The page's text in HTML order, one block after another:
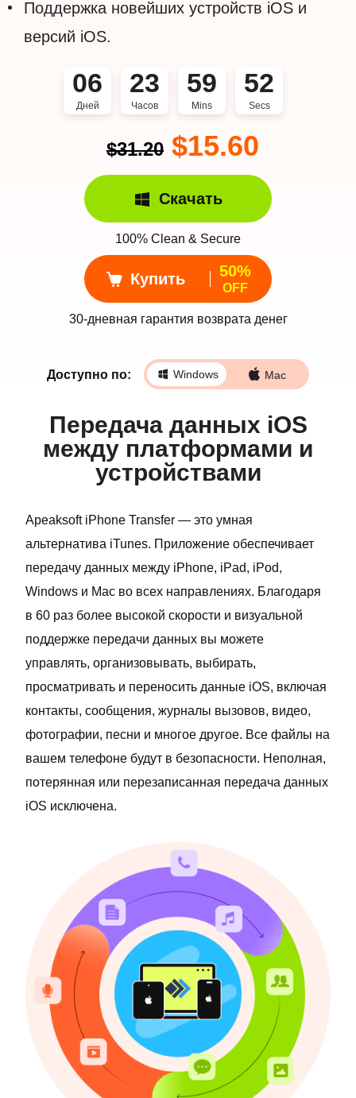
Поддержка новейших устройств iOS и
версий iOS.
Доступно по: Windows Mac
06
Дней
23
Часов
59
Mins
51
Secs
$31.20 $15.60
Скачать
100% Clean & Secure
Купить 50%
OFF
30-дневная гарантия возврата денег
Передача данных iOS
между платформами и
устройствами
Apeaksoft iPhone Transfer — это умная
альтернатива iTunes. Приложение обеспечивает
передачу данных между iPhone, iPad, iPod,
Windows и Mac во всех направлениях. Благодаря
в 60 раз более высокой скорости и визуальной
поддержке передачи данных вы можете
управлять, организовывать, выбирать,
просматривать и переносить данные iOS, включая
контакты, сообщения, журналы вызовов, видео,
фотографии, песни и многое другое. Все файлы на
вашем телефоне будут в безопасности. Неполная,
потерянная или перезаписанная передача данных
iOS исключена.